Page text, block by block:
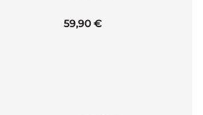
59,90 €